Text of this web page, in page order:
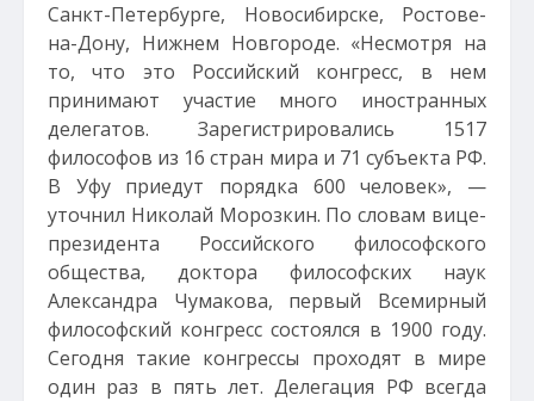
Санкт-Петербурге, Новосибирске, Ростове-
на-Дону, Нижнем Новгороде. «Несмотря на
то, что это Российский конгресс, в нем
принимают участие много иностранных
делегатов. Зарегистрировались 1517
философов из 16 стран мира и 71 субъекта РФ.
В Уфу приедут порядка 600 человек», —
уточнил Николай Морозкин. По словам вице-
президента Российского философского
общества, доктора философских наук
Александра Чумакова, первый Всемирный
философский конгресс состоялся в 1900 году.
Сегодня такие конгрессы проходят в мире
один раз в пять лет. Делегация РФ всегда